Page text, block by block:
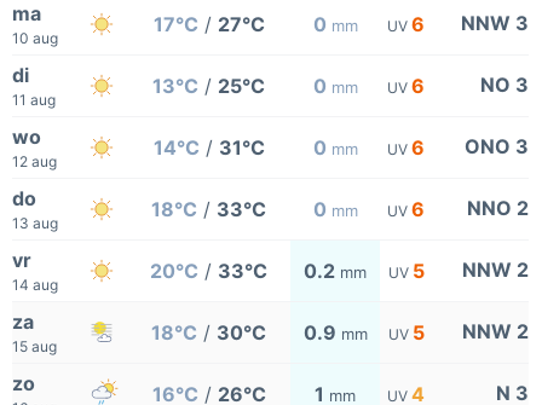
ma
10 aug
17°C / 27°C 0 mm UV 6 NNW 3
di
11 aug
13°C / 25°C 0 mm UV 6 NO 3
wo
12 aug
14°C / 31°C 0 mm UV 6 ONO 3
do
13 aug
18°C / 33°C 0 mm UV 6 NNO 2
vr
14 aug
20°C / 33°C 0.2 mm UV 5 NNW 2
za
15 aug
18°C / 30°C 0.9 mm UV 5 NNW 2
zo 16°C / 26°C 1 mm UV 4 N 3